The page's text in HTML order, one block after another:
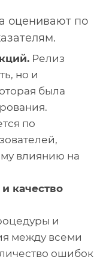
оценивают по
Релиз
но и
была
по
влиянию на
качество
и
между всеми
ошибок